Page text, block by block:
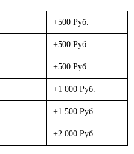
+500 Руб.
+500 Руб.
+500 Руб.
+1 000 Руб.
+1 500 Руб.
+2 000 Руб.